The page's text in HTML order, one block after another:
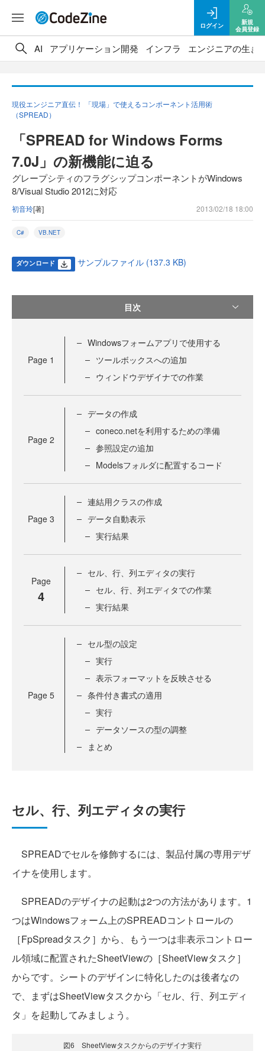
ログイン
新規
会員登録
AI アプリケーション開発 インフラ エンジニアの生き
現役エンジニア直伝！ 「現場」で使えるコンポーネント活用術
（SPREAD）
「SPREAD for Windows Forms
7.0J」の新機能に迫る
グレープシティのフラグシップコンポーネントがWindows
8/Visual Studio 2012に対応
初音玲[著] 2013/02/18 18:00
C# VB.NET
ダウンロード サンプルファイル (137.3 KB)
目次
Page 1
Windowsフォームアプリで使用する
ツールボックスへの追加
ウィンドウデザイナでの作業
Page 2
データの作成
coneco.netを利用するための準備
参照設定の追加
Modelsフォルダに配置するコード
Page 3
連結用クラスの作成
データ自動表示
実行結果
Page
4
セル、行、列エディタの実行
セル、行、列エディタでの作業
実行結果
Page 5
セル型の設定
実行
表示フォーマットを反映させる
条件付き書式の適用
実行
データソースの型の調整
まとめ
セル、行、列エディタの実行
SPREADでセルを修飾するには、製品付属の専用デザ
イナを使用します。
SPREADのデザイナの起動は2つの方法があります。1
つはWindowsフォーム上のSPREADコントロールの
［FpSpreadタスク］から、もう一つは非表示コントロー
ル領域に配置されたSheetViewの［SheetViewタスク］
からです。シートのデザインに特化したのは後者なの
で、まずはSheetViewタスクから「セル、行、列エディ
タ」を起動してみましょう。
図6 SheetViewタスクからのデザイナ実行